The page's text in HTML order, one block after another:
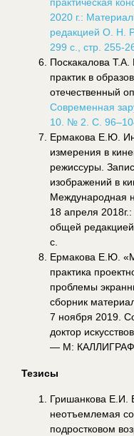
2020 г.:
редакцией О. Н.
299 с., стр. 255-
Поскакалова Т.А.
практик в
отечественный
Современная
10. № 2. С.
Ермакова Е.Ю.
измерения в
режиссуры.
изображений в
Международная
18 апреля
общей
с.
Ермакова Е.Ю.
практика
проблемы
сборник
7 ноября 2019.
доктор
— М: КАЛЛИГРАФ,
Тезисы
Гришанкова Е.И.
неотъемлемая
подростковом